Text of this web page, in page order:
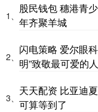
1、
股民钱包 穗港青
年齐聚羊城
2、
闪电策略 爱尔眼
明”致敬最可爱的人
3、
天天配资 比亚迪
可算等到了